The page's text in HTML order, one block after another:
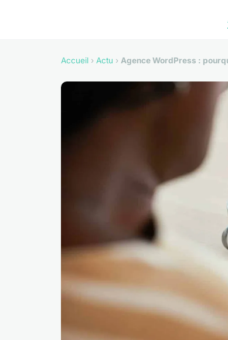
Accueil › Actu › Agence WordPress :